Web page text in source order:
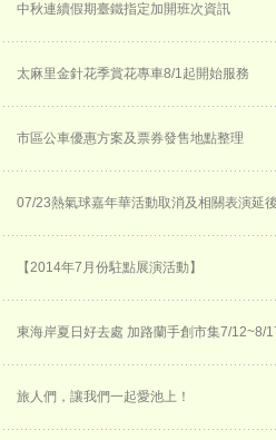
中秋連續假期臺鐵指定加開班次資訊
太麻里金針花季賞花專車8/1起開始服務
市區公車優惠方案及票券發售地點整理
07/23熱氣球嘉年華活動取消及相關表演延
【2014年7月份駐點展演活動】
東海岸夏日好去處 加路蘭手創市集7/12~8/
旅人們，讓我們一起愛池上！